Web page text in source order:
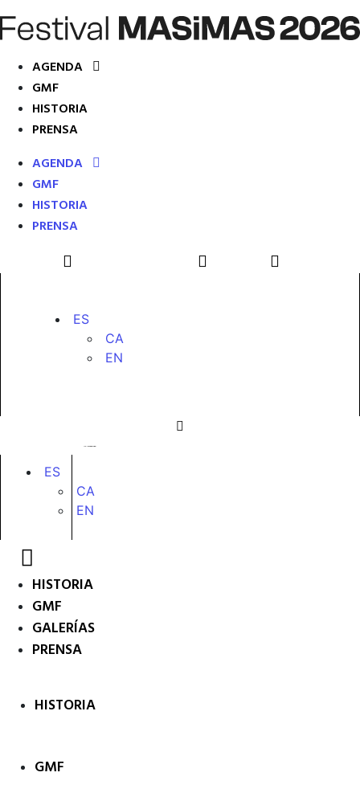
AGENDA
GMF
HISTORIA
PRENSA
AGENDA
GMF
HISTORIA
PRENSA
ES
CA
EN
ES
CA
EN
HISTORIA
GMF
GALERÍAS
PRENSA
HISTORIA
GMF